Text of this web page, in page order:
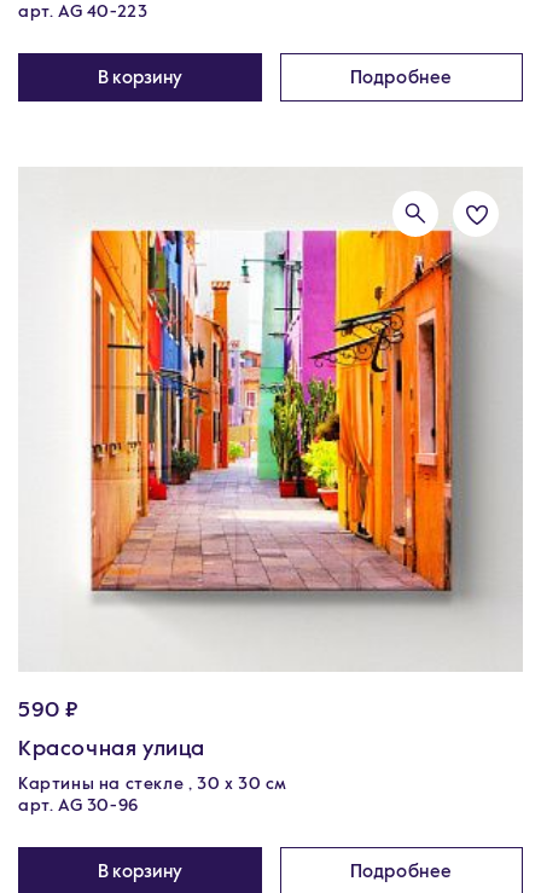
арт. AG 40-223
В корзину Подробнее
590 ₽
Красочная улица
Картины на стекле , 30 x 30 см
арт. AG 30-96
В корзину Подробнее